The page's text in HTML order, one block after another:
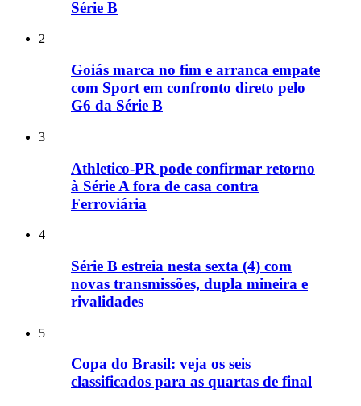
Série B
2
Goiás marca no fim e arranca empate
com Sport em confronto direto pelo
G6 da Série B
3
Athletico-PR pode confirmar retorno
à Série A fora de casa contra
Ferroviária
4
Série B estreia nesta sexta (4) com
novas transmissões, dupla mineira e
rivalidades
5
Copa do Brasil: veja os seis
classificados para as quartas de final